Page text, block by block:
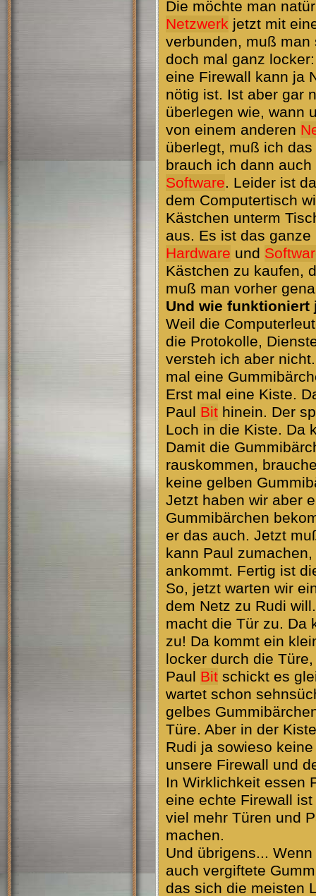
Die möchte man
Netzwerk jetzt mit
verbunden, muß
doch mal ganz
eine Firewall kann ja
nötig ist. Ist aber gar
überlegen wie, wann
von einem anderen
überlegt, muß ich
brauch ich dann
Software. Leider ist
dem Computertisch
Kästchen unterm
aus. Es ist das
Hardware und
Kästchen zu kaufen,
muß man vorher
Und wie funktioniert
Weil die
die Protokolle,
versteh ich aber
mal eine
Erst mal eine Kiste.
Paul Bit hinein. Der
Loch in die Kiste. Da
Damit die
rauskommen,
keine gelben
Jetzt haben wir aber
Gummibärchen
er das auch. Jetzt
kann Paul
ankommt. Fertig ist
So, jetzt warten wir
dem Netz zu Rudi
macht die Tür zu. Da
zu! Da kommt ein
locker durch die
Paul Bit schickt es
wartet schon
gelbes
Türe. Aber in der
Rudi ja sowieso
unsere Firewall und
In Wirklichkeit essen
eine echte Firewall
viel mehr Türen und
machen.
Und übrigens...
auch vergiftete
das sich die meisten